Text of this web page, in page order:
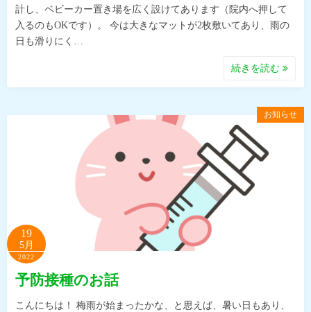
計し、ベビーカー置き場を広く設けてあります（院内へ押して
入るのもOKです）。 今は大きなマットが2枚敷いてあり、雨の
日も滑りにく…
続きを読む
お知らせ
19
5月
2022
予防接種のお話
こんにちは！ 梅雨が始まったかな、と思えば、暑い日もあり、